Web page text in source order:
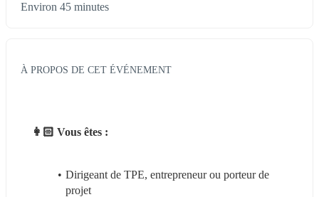
Environ 45 minutes
À PROPOS DE CET ÉVÉNEMENT
👩🏻 Vous êtes :
Dirigeant de TPE, entrepreneur ou porteur de
projet